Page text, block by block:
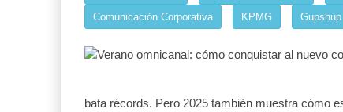
Comunicación Corporativa KPMG Gupshup
bata récords. Pero 2025 también muestra cómo
IT-ANÁLISIS: Puerto Lázaro
Cárdenas ...
telecomuni ...